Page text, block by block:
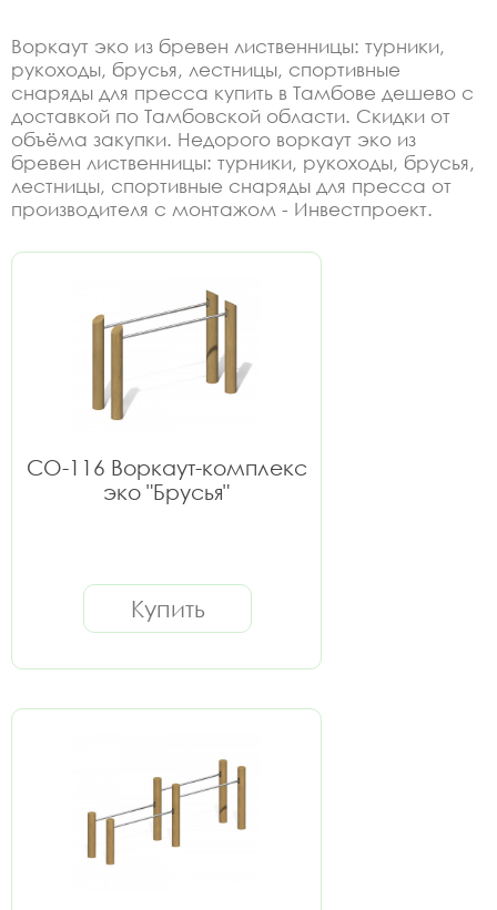
Воркаут эко из бревен лиственницы: турники,
рукоходы, брусья, лестницы, спортивные
снаряды для пресса купить в Тамбове дешево с
доставкой по Тамбовской области. Скидки от
объёма закупки. Недорого воркаут эко из
бревен лиственницы: турники, рукоходы, брусья,
лестницы, спортивные снаряды для пресса от
производителя с монтажом - Инвестпроект.
СО-116 Воркаут-комплекс
эко "Брусья"
Купить